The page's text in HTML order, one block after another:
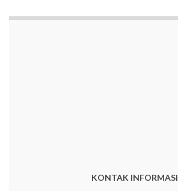
KONTAK INFORMASI